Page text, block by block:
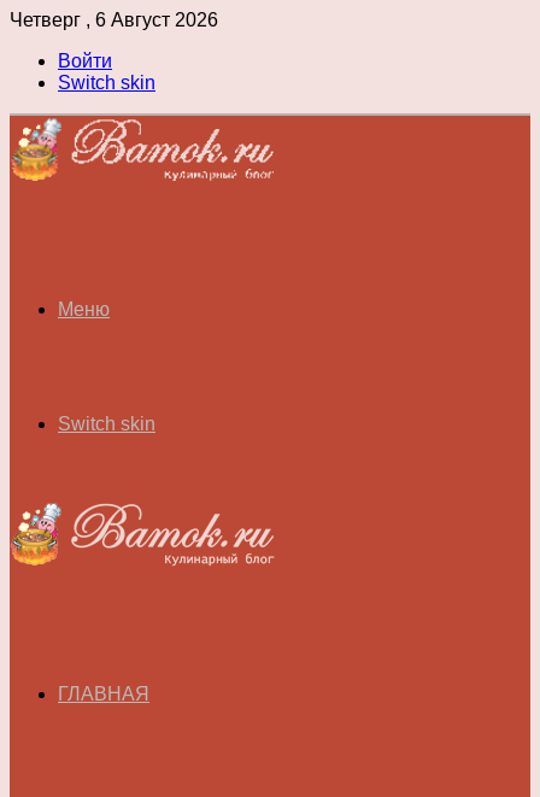
Четверг , 6 Август 2026
Войти
Switch skin
Меню
Switch skin
ГЛАВНАЯ